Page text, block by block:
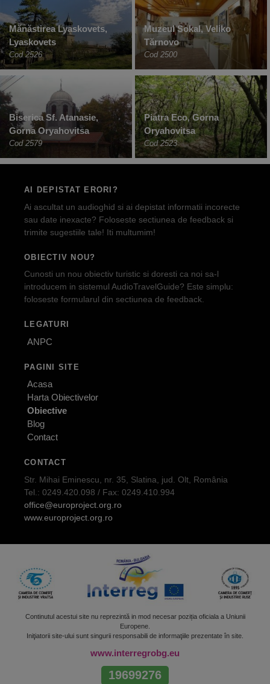
Mănăstirea Lyaskovets,
Lyaskovets
Cod 2526
Muzeul Sokal, Veliko
Tărnovo
Cod 2500
Biserica Sf. Atanasie,
Gorna Oryahovitsa
Cod 2579
Piatra Eco, Gorna
Oryahovitsa
Cod 2523
AI DEPISTAT ERORI?
Ai ascultat un audioghid si ai depistat informatii incorecte
sau date inexacte? Foloseste sectiunea de feedback si
trimite sugestiile tale! Iti multumim!
OBIECTIV NOU?
Cunosti un nou obiectiv turistic si doresti ca noi sa-l
introducem in sistemul AudioTravelGuide? Este simplu:
foloseste formularul din sectiunea de feedback.
LEGATURI
ANPC
PAGINI SITE
Acasa
Harta Obiectivelor
Obiective
Blog
Contact
CONTACT
Str. Mihai Eminescu, nr. 35, Slatina, jud. Olt, România
Tel.: 0249.420.098 / Fax: 0249.410.994
office@europroject.org.ro
www.europroject.org.ro
Continutul acestui site nu reprezintă in mod necesar poziția oficiala a Uniunii
Europene.
Iniţiatorii site-ului sunt singurii responsabili de informaţiile prezentate în site.
www.interregrobg.eu
19699276